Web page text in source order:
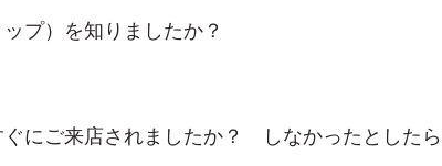
プ）を知りましたか？
にご来店されましたか？ しなかったとしたら